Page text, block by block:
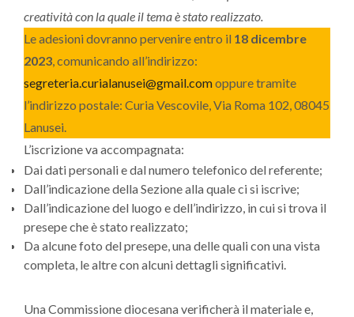
creatività con la quale il tema è stato realizzato.
Le adesioni dovranno pervenire entro il 18 dicembre
2023, comunicando all’indirizzo:
segreteria.curialanusei@gmail.comoppure tramite
l’indirizzo postale: Curia Vescovile, Via Roma 102, 08045
Lanusei.
L’iscrizione va accompagnata:
Dai dati personali e dal numero telefonico del referente;
Dall’indicazione della Sezione alla quale ci si iscrive;
Dall’indicazione del luogo e dell’indirizzo, in cui si trova il
presepe che è stato realizzato;
Da alcune foto del presepe, una delle quali con una vista
completa, le altre con alcuni dettagli significativi.
Una Commissione diocesana verificherà il materiale e,